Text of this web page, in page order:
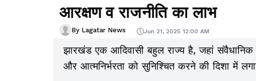
आरक्षण व राजनीति का लाभ
By Lagatar News Jun 21, 2025 12:00 AM
झारखंड एक आदिवासी बहुल राज्य है, जहां
और आत्मनिर्भरता को सुनिश्चित करने की दिशा में